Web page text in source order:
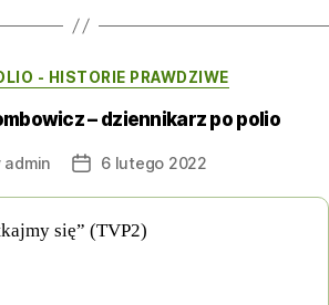
Categories
- HISTORIE PRAWDZIWE
– dziennikarz po polio
admin
Post6 lutego 2022
się” (TVP2)